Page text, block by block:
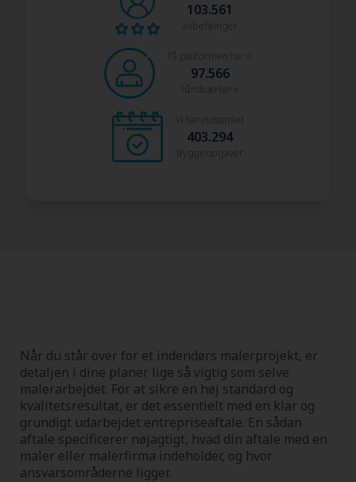
103.561
anbefalinger
På platformen har vi
97.566
håndværkere
Vi har indsamlet
403.294
Byggeopgaver
Når du står over for et indendørs malerprojekt, er
detaljen i dine planer lige så vigtig som selve
malerarbejdet. For at sikre en høj standard og
kvalitetsresultat, er det essentielt med en klar og
grundigt udarbejdet entrepriseaftale. En sådan
aftale specificerer nøjagtigt, hvad din aftale med en
maler eller malerfirma indeholder, og hvor
ansvarsområderne ligger.